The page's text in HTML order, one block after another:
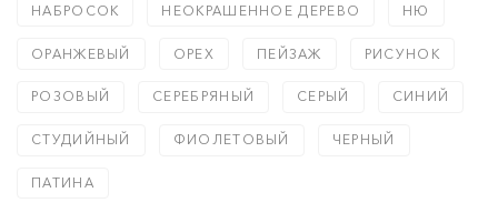
НАБРОСОК НЕОКРАШЕННОЕ ДЕРЕВО НЮ
ОРАНЖЕВЫЙ ОРЕХ ПЕЙЗАЖ РИСУНОК
РОЗОВЫЙ СЕРЕБРЯНЫЙ СЕРЫЙ СИНИЙ
СТУДИЙНЫЙ ФИОЛЕТОВЫЙ ЧЕРНЫЙ
ПАТИНА